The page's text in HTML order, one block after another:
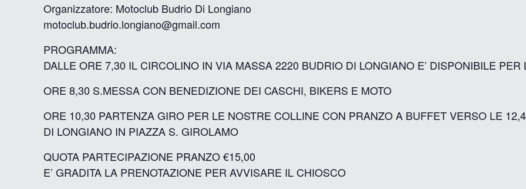
Organizzatore: Motoclub Budrio Di Longiano
motoclub.budrio.longiano@gmail.com
PROGRAMMA:
DALLE ORE 7,30 IL CIRCOLINO IN VIA MASSA 2220 BUDRIO DI LONGIANO E’ DISPONIBILE PER
ORE 8,30 S.MESSA CON BENEDIZIONE DEI CASCHI, BIKERS E MOTO
ORE 10,30 PARTENZA GIRO PER LE NOSTRE COLLINE CON PRANZO A BUFFET VERSO LE
DI LONGIANO IN PIAZZA S. GIROLAMO
QUOTA PARTECIPAZIONE PRANZO €15,00
E’ GRADITA LA PRENOTAZIONE PER AVVISARE IL CHIOSCO